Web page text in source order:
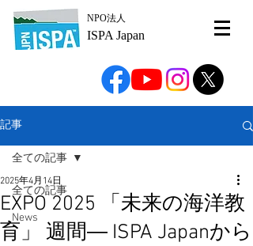
NPO法人
ISPA Japan
記事
全ての記事
News
全ての記事
EXPO 2025 「未来の海洋教
育」 週間― ISPA Japanから
2025年4月14日